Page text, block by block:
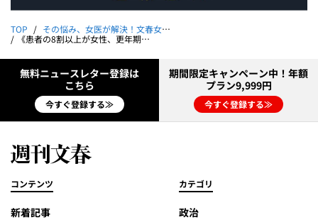
TOP その悩み、女医が解決！文春女性外来
《患者の8割以上が女性、更年期前後に多発》手術が第一選択肢に「変形性股関節症」｜その悩み、女医が解決！文春女性外来【第14回】
無料ニュースレター登録は
こちら
今すぐ登録する≫
期間限定キャンペーン中！年額
プラン9,999円
今すぐ登録する≫
コンテンツ
新着記事
カテゴリ
政治